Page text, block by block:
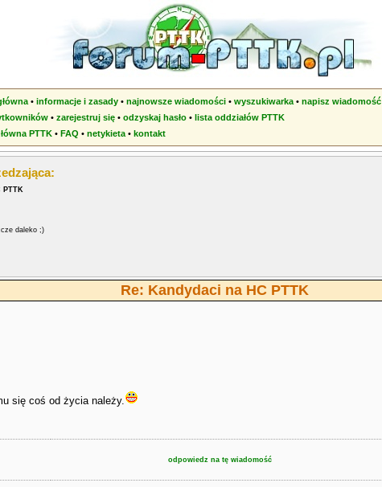
• informacje i zasady • najnowsze wiadomości • wyszukiwarka • napisz wiadomość
• zarejestruj się • odzyskaj hasło • lista oddziałów PTTK
PTTK • FAQ • netykieta • kontakt
PTTK
daleko ;)
Re: Kandydaci na HC PTTK
się coś od życia należy.
odpowiedz na tę wiadomość